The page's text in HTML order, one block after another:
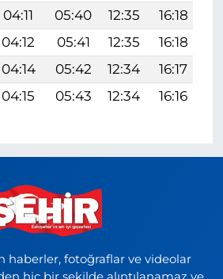
04:11 05:40 12:35 16:18
04:12 05:41 12:35 16:18
04:14 05:42 12:34 16:17
04:15 05:43 12:34 16:16
haberler, fotoğraflar ve videolar